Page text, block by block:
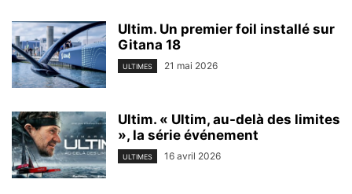
Ultim. Un premier foil installé sur
Gitana 18
ULTIMES 21 mai 2026
Ultim. « Ultim, au-delà des limites
», la série événement
ULTIMES 16 avril 2026